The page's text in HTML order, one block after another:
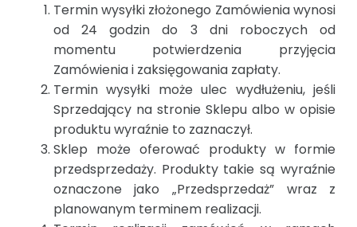
Termin wysyłki złożonego Zamówienia wynosi
od 24 godzin do 3 dni roboczych od
momentu potwierdzenia przyjęcia
Zamówienia i zaksięgowania zapłaty.
Termin wysyłki może ulec wydłużeniu, jeśli
Sprzedający na stronie Sklepu albo w opisie
produktu wyraźnie to zaznaczył.
Sklep może oferować produkty w formie
przedsprzedaży. Produkty takie są wyraźnie
oznaczone jako „Przedsprzedaż” wraz z
planowanym terminem realizacji.